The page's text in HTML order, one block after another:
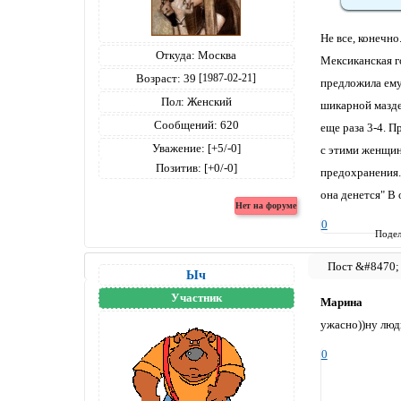
Откуда: Москва
Возраст: 39 [1987-02-21]
Пол: Женский
Сообщений: 620
Уважение: [+5/-0]
Позитив: [+0/-0]
Не все,
Мексиканская
предложила
шикарной
еще раза 3-4.
с этими
она денется" В
0
Ыч
Участник
Марина
ужасно))ну
0